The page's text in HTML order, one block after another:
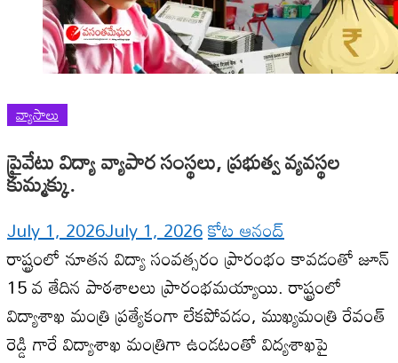
వ్యాసాలు
ప్రైవేటు విద్యా వ్యాపార సంస్థలు, ప్రభుత్వ వ్యవస్థల
కుమ్మక్కు.
July 1, 2026July 1, 2026కోట ఆనంద్
రాష్ట్రంలో నూతన విద్యా సంవత్సరం ప్రారంభం కావడంతో జూన్
15 వ తేదిన పాఠశాలలు ప్రారంభమయ్యాయి. రాష్ట్రంలో
విద్యాశాఖ మంత్రి ప్రత్యేకంగా లేకపోవడం, ముఖ్యమంత్రి రేవంత్
రెడ్డి గారే విద్యాశాఖ మంత్రిగా ఉండటంతో విద్యశాఖపై